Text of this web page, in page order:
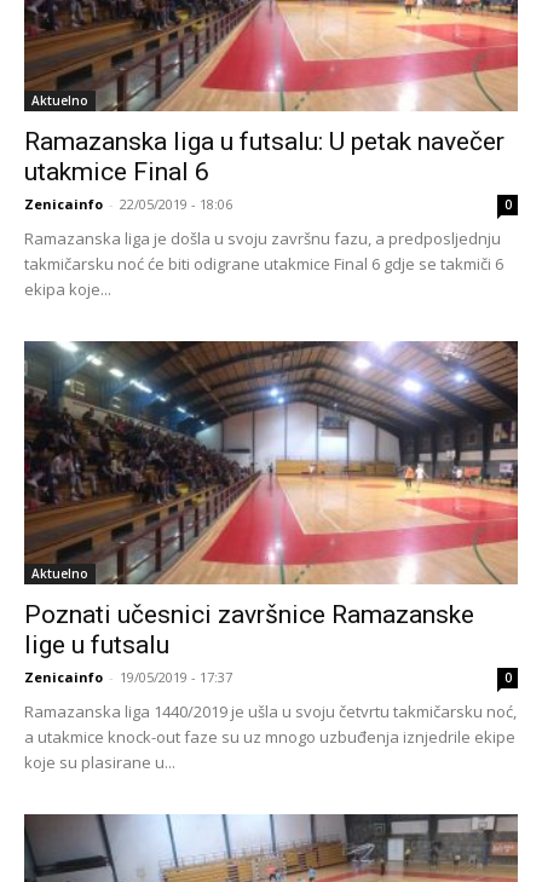
Aktuelno
Ramazanska liga u futsalu: U petak navečer
utakmice Final 6
Zenicainfo - 22/05/2019 - 18:06 0
Ramazanska liga je došla u svoju završnu fazu, a predposljednju
takmičarsku noć će biti odigrane utakmice Final 6 gdje se takmiči 6
ekipa koje...
Aktuelno
Poznati učesnici završnice Ramazanske
lige u futsalu
Zenicainfo - 19/05/2019 - 17:37 0
Ramazanska liga 1440/2019 je ušla u svoju četvrtu takmičarsku noć,
a utakmice knock-out faze su uz mnogo uzbuđenja iznjedrile ekipe
koje su plasirane u...